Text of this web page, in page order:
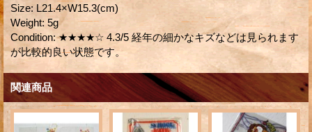
Size: L21.4×W15.3(cm)
Weight: 5g
Condition: ★★★★☆ 4.3/5 経年の細かなキズなどは見られます
が比較的良い状態です。
関連商品